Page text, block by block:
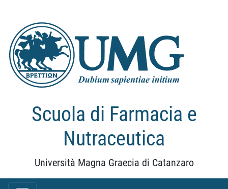
Scuola di Farmacia e
Nutraceutica
Università Magna Graecia di Catanzaro